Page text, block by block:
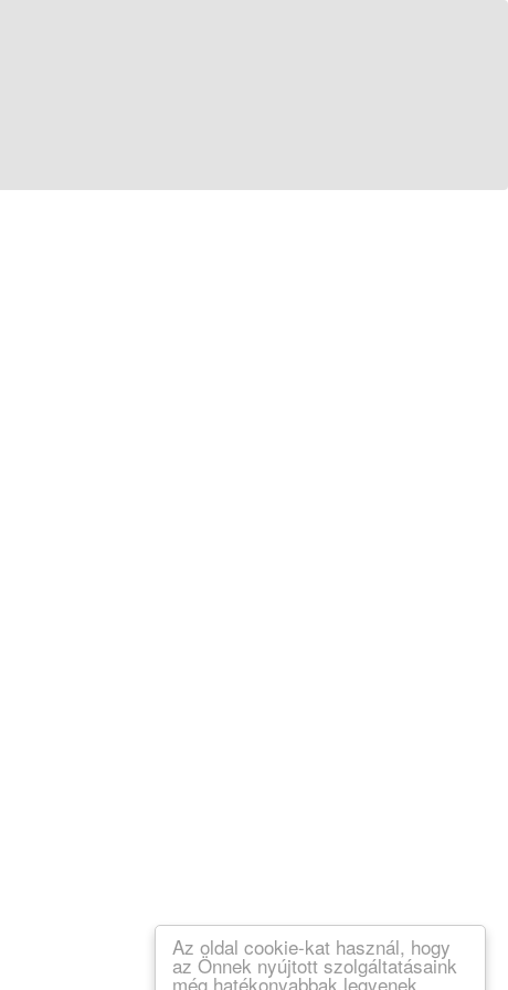
Az oldal cookie-kat használ, hogy
az Önnek nyújtott szolgáltatásaink
még hatékonyabbak legyenek.